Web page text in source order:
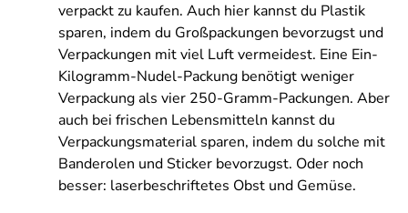
verpackt zu kaufen. Auch hier kannst du Plastik
sparen, indem du Großpackungen bevorzugst und
Verpackungen mit viel Luft vermeidest. Eine Ein-
Kilogramm-Nudel-Packung benötigt weniger
Verpackung als vier 250-Gramm-Packungen. Aber
auch bei frischen Lebensmitteln kannst du
Verpackungsmaterial sparen, indem du solche mit
Banderolen und Sticker bevorzugst. Oder noch
besser: laserbeschriftetes Obst und Gemüse.